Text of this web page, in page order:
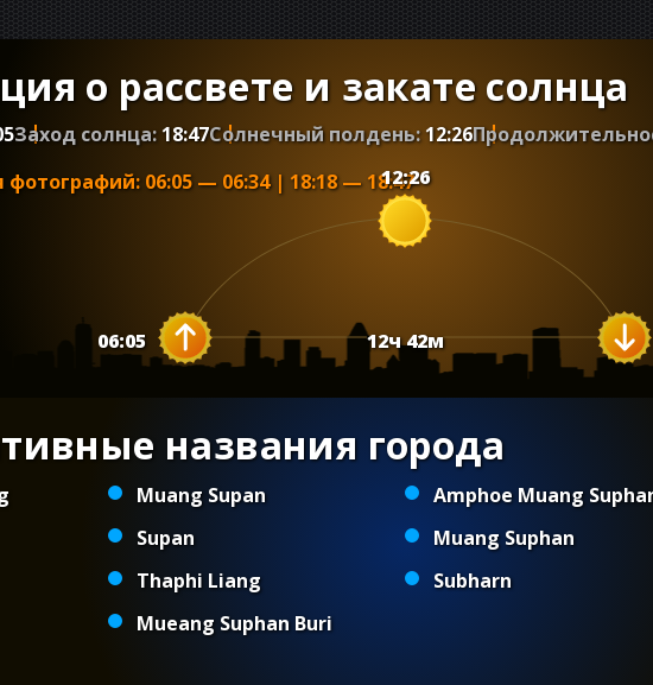
о рассвете и закате солнца
Заход солнца: 18:47Солнечный полдень:12:26
фотографий: 06:05— 06:34| 18:18— 18:47
06:05
12:26
12ч42м
названия города
Muang Supan Amphoe Muang
Supan Muang Suphan
Thaphi Liang Subharn
Mueang Suphan Buri